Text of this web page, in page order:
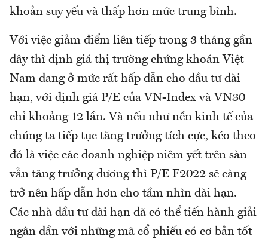
khoản suy yếu và thấp hơn mức trung bình.
Với việc giảm điểm liên tiếp trong 3 tháng gần
đây thì định giá thị trường chứng khoán Việt
Nam đang ở mức rất hấp dẫn cho đầu tư dài
hạn, với định giá P/E của VN-Index và VN30
chỉ khoảng 12 lần. Và nếu như nền kinh tế của
chúng ta tiếp tục tăng trưởng tích cực, kéo theo
đó là việc các doanh nghiệp niêm yết trên sàn
vẫn tăng trưởng dương thì P/E F2022 sẽ càng
trở nên hấp dẫn hơn cho tầm nhìn dài hạn.
Các nhà đầu tư dài hạn đã có thể tiến hành giải
ngân dần với những mã cổ phiếu có cơ bản tốt